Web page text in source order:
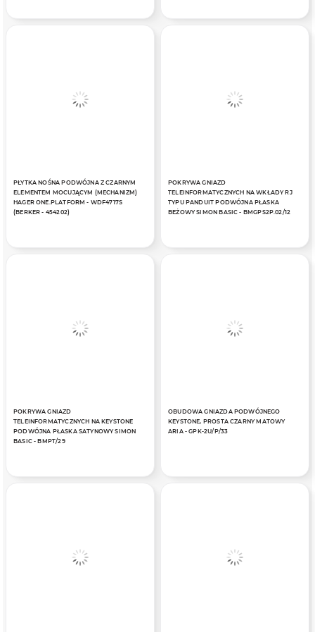
PŁYTKA NOŚNA PODWÓJNA Z CZARNYM
ELEMENTEM MOCUJĄCYM (MECHANIZM)
HAGER ONE.PLATFORM - WDF4717S
(BERKER - 454202)
POKRYWA GNIAZD
TELEINFORMATYCZNYCH NA WKŁADY RJ
TYPU PANDUIT PODWÓJNA PŁASKA
BEŻOWY SIMON BASIC - BMGPS2P.02/12
POKRYWA GNIAZD
TELEINFORMATYCZNYCH NA KEYSTONE
PODWÓJNA PŁASKA SATYNOWY SIMON
BASIC - BMPT/29
OBUDOWA GNIAZDA PODWÓJNEGO
KEYSTONE, PROSTA CZARNY MATOWY
ARIA - GPK-2U/P/33